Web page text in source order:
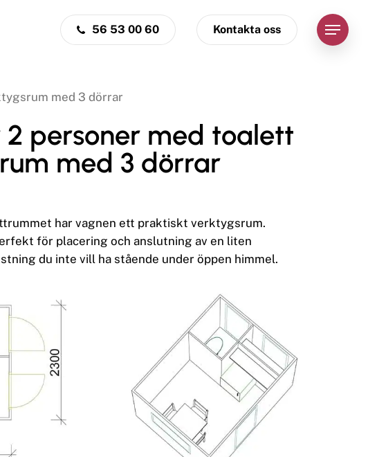
56 53 00 60 Kontakta oss Menu
med 3 dörrar
2 personer med toalett
med 3 dörrar
har vagnen ett praktiskt verktygsrum.
för placering och anslutning av en liten
du inte vill ha stående under öppen himmel.